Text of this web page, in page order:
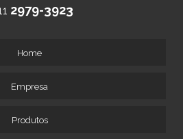
2979-3923
Home
Empresa
Produtos